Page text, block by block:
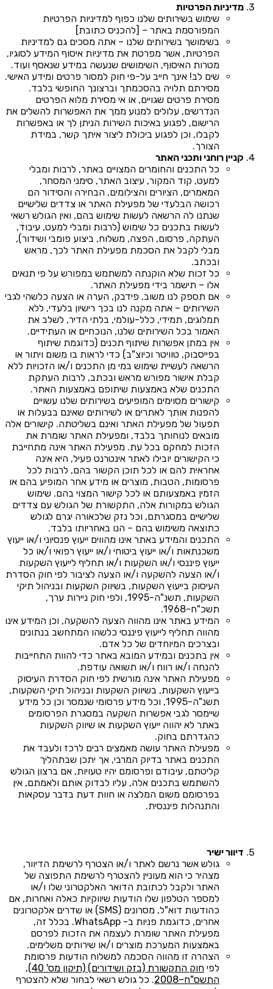
מדיניות הפרטיות
שימוש בשירותים שלנו כפוף למדיניות הפרטיות
המפורסמת באתר – [להכניס כתובת]
בשימושך בשירותים שלנו – אתה מסכים גם למדיניות
הפרטיות, אשר מפרטת את מדיניות איסוף המידע לסוגיו,
מטרות האיסוף, השימושים שנעשה במידע שנאסף ועוד.
שים לב! אינך חייב על-פי חוק למסור פרטים ומידע האישי.
מסירתם תלויה בהסכמתך וברצונך החופשי בלבד.
מסירת פרטים שגויים, או אי מסירת מלוא הפרטים
הנדרשים, עלולים למנוע ממך את האפשרות להשלים את
הרישום, לפגוע באיכות השירות הניתן לך או באפשרות
לקבלו, וכן לפגוע ביכולת ליצור איתך קשר, במידת
הצורך.
קניין רוחני ותכני האתר
כל התכנים והחומרים המצויים באתר, לרבות ומבלי
למעט, קוד המקור, עיצוב האתר, סימני המסחר,
המאמרים, הציורים והצילומים, הבחירה והסידור הם
רכושה הבלעדי של מפעילת האתר או צדדים שלישיים
שנתנו לה הרשאה לעשות שימוש בהם, ואין הגולש רשאי
לעשות בתכנים כל שימוש (לרבות ומבלי למעט, עיבוד,
העתקה, פרסום, הפצה, משלוח, ביצוע פומבי ושידור),
מבלי לקבל את הסכמת מפעילת האתר לכך, מראש
ובכתב.
כל זכות שלא הוקנתה למשתמש במפורש על פי תנאים
אלו – תישמר בידי מפעילת האתר.
אם תספק לנו משוב, פידבק, הערה או הצעה כלשהי לגבי
השירותים – אתה מקנה לנו בכך רישיון בלעדי, ללא
תמלוגים, תמידי, כלל-עולמי, בלתי הדיר, לשלב את
האמור בכל השירותים שלנו, הנוכחיים או העתידיים.
אין במתן אפשרות שיתוף תכנים (כדוגמת שיתוף
בפייסבוק, טוויטר וכיוצ"ב) כדי לראות בו משום ויתור או
הרשאה לעשיית שימוש במי מן התכנים ו/או הזכויות ללא
קבלת אישור מפורש מראש ובכתב, לרבות העתקת
התכנים שלא באמצעות שיתופם באמצעות האתר.
קישורים מסוימים המופיעים בשירותים שלנו עשויים
להפנות אותך לאתרים או לשירותים שאינם בבעלות או
תפעול של מפעילת האתר ואינם בשליטתה. קישורים אלה
מובאים לנוחותך בלבד, ומפעילת האתר שומרת את
הזכות למחקם בכל עת. מפעילת האתר אינה מתחייבת
כי הקישורים יובילו לאתר אינטרנט פעיל, היא אינה
אחראית להם או לכל תוכן הקשור בהם, לרבות לכל
פרסומות, הטבות, מוצרים או מידע אחר המופיע בהם או
הזמין באמצעותם או לכל קישור המצוי בהם. שימוש
הגולש במקורות אלה, התקשורת של הגולש עם צדדים
שלישיים במסגרתם, וכל נזק שלכאורה יגרם לגולש
כתוצאה משימוש בהם – הנו באחריותו בלבד.
התכנים והמידע באתר אינו מהווים ייעוץ פנסיוני ו/או ייעוץ
משכנתאות ו/או ייעוץ ביטוחי ו/או ייעוץ רפואי ו/או כל
ייעוץ פיננסי ו/או השקעות ו/או תחליף לייעוץ השקעות
ו/או הצעה להשקעה ו/או הצעה לציבור לפי חוק הסדרת
העיסוק בייעוץ השקעות, בשיווק השקעות ובניהול תיקי
השקעות, תשנ"ה-1995, ולפי חוק ניירות ערך,
תשכ"ח-1968.
המידע באתר אינו מהווה הצעה להשקעה, וכן המידע אינו
מהווה תחליף לייעוץ פיננסי כלשהו המתחשב בנתונים
ובצרכים המיוחדים של כל אדם.
אין בתכנים ובמידע המובא באתר כדי להוות התחייבות
להנחה ו/או רווח ו/או תשואה עודפת.
מפעילת האתר אינה מורשית לפי חוק הסדרת העיסוק
בייעוץ השקעות, בשיווק השקעות ובניהול תיקי השקעות,
תשנ"ה-1995, וכל מידע פרסומי שנמסר וכן כל מידע
שיימסר לגבי אפשרות השקעה במסגרת הפרסומים
באתר לא יהווה ייעוץ השקעות או שיווק השקעות
כהגדרתם בחוק.
מפעילת האתר עושה מאמצים רבים לרכז ולעבד את
התכנים באתר בדיוק המרבי, אך יתכן שבתהליך
קליטתם, עיבודם ופרסומם יהיו טעויות, אם ברצון הגולש
להשתמש בתכנים אלה, עליו לבדוק אותם ולאמתם, אין
בפרסומם משום המלצה או חוות דעת בדבר עסקאות
והתנהלות פיננסית.
דיוור ישיר
גולש אשר נרשם לאתר ו/או הצטרף לרשימת הדיוור,
מצהיר כי הוא מעוניין להצטרף לרשימת התפוצה של
האתר ולקבל לכתובת הדואר האלקטרוני שלו ו/או
למספר הטלפון שלו הודעות שיווקיות כאלה ואחרות, אם
כהודעות דוא"ל, מסרונים (SMS) או שדרים אלקטרונים
אחרים, כדוגמת פניות ב- WhatsApp. בכלל זה,
מפעילת האתר שומרת לעצמה את הזכות לפרסם
באמצעות המערכת מוצרים ו/או שירותים משלימים.
הצהרה זו מהווה הסכמה למשלוח הודעות פרסומת
לפי
חוק התקשורת (בזק ושידורים) (תיקון מס' 40),
התשס"ח–2008
. כל גולש רשאי לבחור שלא להצטרף